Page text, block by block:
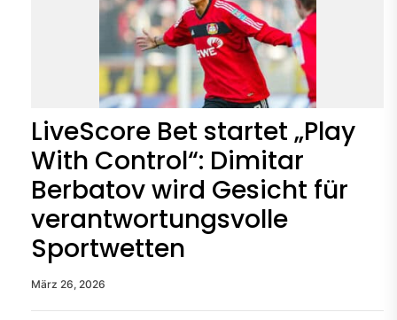
LiveScore Bet startet „Play
With Control“: Dimitar
Berbatov wird Gesicht für
verantwortungsvolle
Sportwetten
März 26, 2026